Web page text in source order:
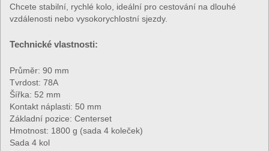
Chcete stabilní, rychlé kolo, ideální pro cestování na dlouhé
vzdálenosti nebo vysokorychlostní sjezdy.
Technické vlastnosti:
Průměr: 90 mm
Tvrdost: 78A
Šířka: 52 mm
Kontakt náplasti: 50 mm
Základní pozice: Centerset
Hmotnost: 1800 g (sada 4 koleček)
Sada 4 kol